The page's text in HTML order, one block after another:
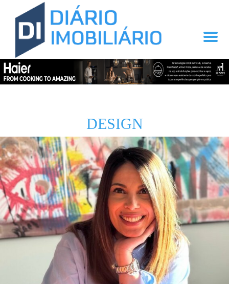
DESIGN